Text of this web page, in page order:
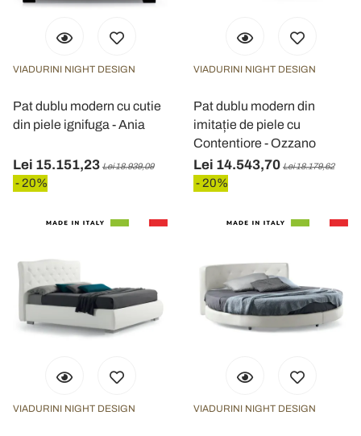
VIADURINI NIGHT DESIGN
Pat dublu modern cu cutie
din piele ignifuga - Ania
Lei 15.151,23 Lei 18.939,09
- 20%
VIADURINI NIGHT DESIGN
Pat dublu modern din
imitație de piele cu
Contentiore - Ozzano
Lei 14.543,70 Lei 18.179,62
- 20%
VIADURINI NIGHT DESIGN VIADURINI NIGHT DESIGN